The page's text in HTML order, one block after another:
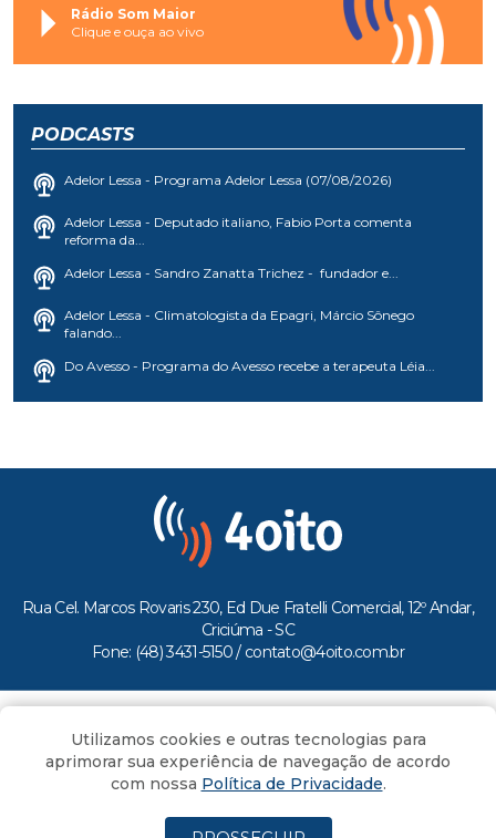
Rádio Som Maior
Clique e ouça ao vivo
PODCASTS
Adelor Lessa - Programa Adelor Lessa (07/08/2026)
Adelor Lessa - Deputado italiano, Fabio Porta comenta
reforma da...
Adelor Lessa - Sandro Zanatta Trichez - fundador e...
Adelor Lessa - Climatologista da Epagri, Márcio Sônego
falando...
Do Avesso - Programa do Avesso recebe a terapeuta Léia...
Rua Cel. Marcos Rovaris 230, Ed Due Fratelli Comercial, 12º Andar,
Criciúma - SC
Fone: (48) 3431-5150 / contato@4oito.com.br
Todos os direitos reservados ao Portal 4oito
Utilizamos cookies e outras tecnologias para
aprimorar sua experiência de navegação de acordo
com nossa Política de Privacidade.